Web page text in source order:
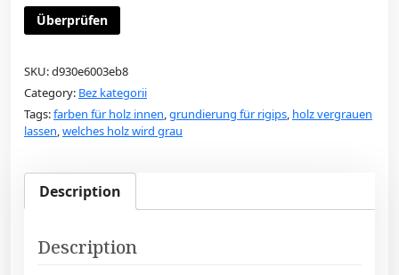
Überprüfen
SKU:d930e6003eb8
Category: Bez kategorii
Tags:farben für holz innen,grundierung für rigips, holz vergrauen
lassen,welches holz wird grau
Description
Description